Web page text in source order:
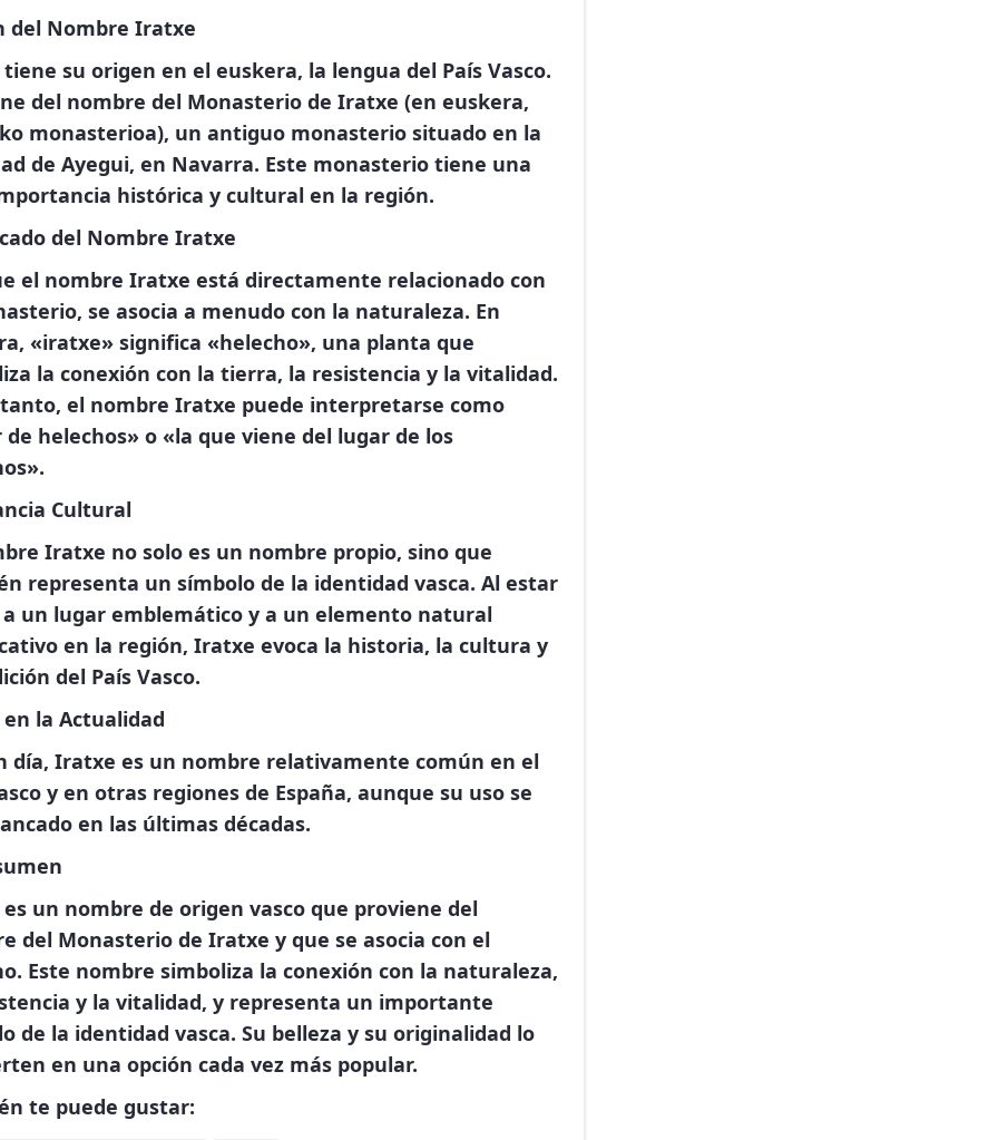
del Nombre Iratxe
su origen en el euskera, la lengua del País Vasco.
del nombre del Monasterio de Iratxe (en euskera,
monasterioa), un antiguo monasterio situado en la
de Ayegui, en Navarra. Este monasterio tiene una
histórica y cultural en la región.
del Nombre Iratxe
el nombre Iratxe está directamente relacionado con
se asocia a menudo con la naturaleza. En
«iratxe» significa «helecho», una planta que
la conexión con la tierra, la resistencia y la vitalidad.
el nombre Iratxe puede interpretarse como
helechos» o «la que viene del lugar de los
Cultural
Iratxe no solo es un nombre propio, sino que
representa un símbolo de la identidad vasca. Al estar
un lugar emblemático y a un elemento natural
en la región, Iratxe evoca la historia, la cultura y
del País Vasco.
la Actualidad
día, Iratxe es un nombre relativamente común en el
y en otras regiones de España, aunque su uso se
en las últimas décadas.
un nombre de origen vasco que proviene del
del Monasterio de Iratxe y que se asocia con el
Este nombre simboliza la conexión con la naturaleza,
y la vitalidad, y representa un importante
de la identidad vasca. Su belleza y su originalidad lo
en una opción cada vez más popular.
te puede gustar: